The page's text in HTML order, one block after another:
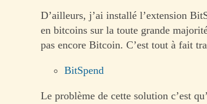
D’ailleurs, j’ai installé l’extension
en bitcoins sur la toute grande
pas encore Bitcoin. C’est tout à fait
BitSpend
Le problème de cette solution c’est